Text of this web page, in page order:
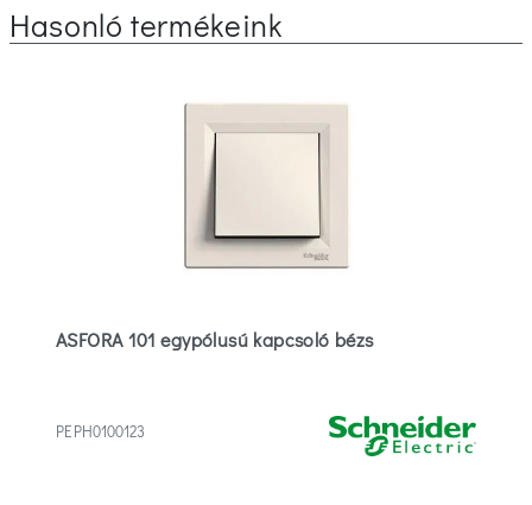
Hasonló termékeink
ASFORA 101 egypólusú kapcsoló bézs
PEPH0100123